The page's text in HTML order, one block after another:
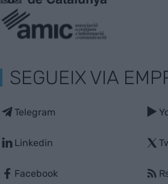
SEGUEIX VIA
Telegram
Linkedin
Facebook